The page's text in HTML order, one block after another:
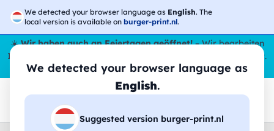
We detected your browser language as English. The
local version is available on burger-print.nl.
We detected your browser language as
English.
Suggested version burger-print.nl
☀️Wir haben auch an Feiertagen geöffnet!– Wir bearbeiten
Ihre Bestellungen den ganzen Sommer über,
sogar im August.
😎🌴